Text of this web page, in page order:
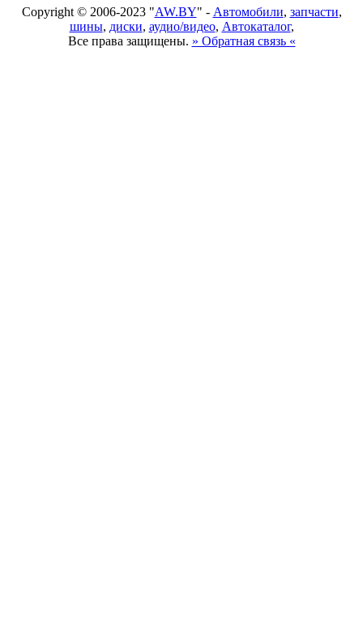
Copyright © 2006-2023 "AW.BY" - Автомобили, запчасти,
шины, диски, аудио/видео, Автокаталог,
Все права защищены. » Обратная связь «